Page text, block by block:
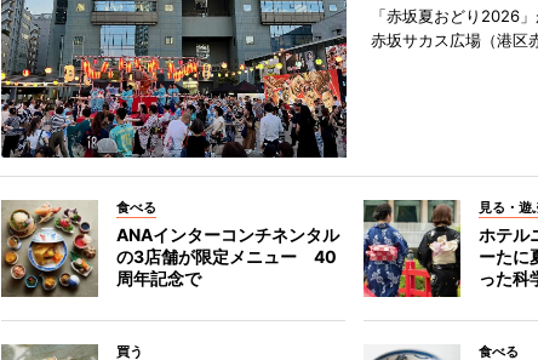
「赤坂夏おどり2026
赤坂サカス広場（港区
食べる
ANAインターコンチネンタル
の3店舗が限定メニュー 40
周年記念で
見る・遊
ホテル
ーたに
った科
買う 食べる